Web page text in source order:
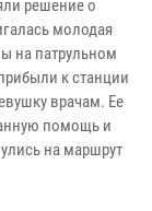
решение о
молодая
на патрульном
к станции
врачам. Ее
помощь и
на маршрут